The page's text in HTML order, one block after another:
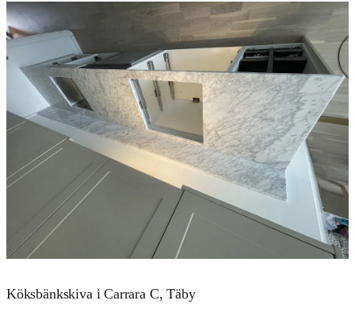
Köksbänkskiva i Carrara C, Täby